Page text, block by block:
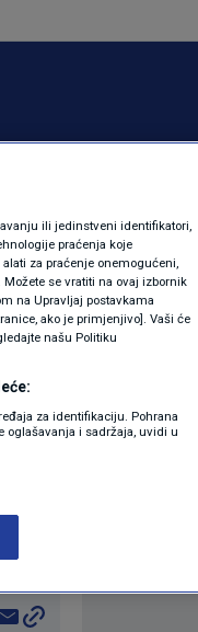
s
ili jedinstveni identifikatori,
praćenja koje
za praćenje onemogućeni,
se vratiti na ovaj izbornik
na Upravljaj postavkama
ako je primjenjivo]. Vaši će
našu Politiku
za identifikaciju. Pohrana
oglašavanja i sadržaja, uvidi u